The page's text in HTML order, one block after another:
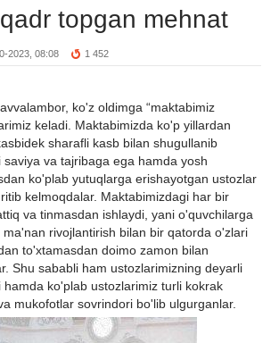
topgan mehnat
2023, 08:08 1 452
ko'z oldimga “maktabimiz
keladi. Maktabimizda ko'p yillardan
sharafli kasb bilan shugullanib
saviya va tajribaga ega hamda yosh
ko'plab yutuqlarga erishayotgan ustozlar
kelmoqdalar. Maktabimizdagi har bir
va tinmasdan ishlaydi, yani o'quvchilarga
rivojlantirish bilan bir qatorda o'zlari
to'xtamasdan doimo zamon bilan
Shu sababli ham ustozlarimizning deyarli
hamda ko'plab ustozlarimiz turli kokrak
mukofotlar sovrindori bo'lib ulgurganlar.